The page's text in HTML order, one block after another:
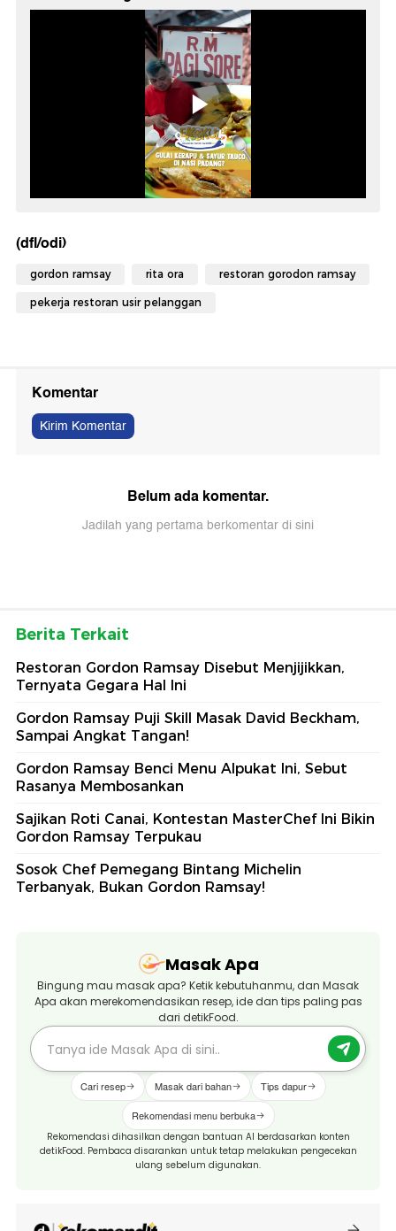
(dfl/odi)
gordon ramsay rita ora restoran gorodon ramsay
pekerja restoran usir pelanggan
Komentar
Kirim Komentar
Belum ada komentar.
Jadilah yang pertama berkomentar di sini
Berita Terkait
Restoran Gordon Ramsay Disebut Menjijikkan,
Ternyata Gegara Hal Ini
Gordon Ramsay Puji Skill Masak David Beckham,
Sampai Angkat Tangan!
Gordon Ramsay Benci Menu Alpukat Ini, Sebut
Rasanya Membosankan
Sajikan Roti Canai, Kontestan MasterChef Ini Bikin
Gordon Ramsay Terpukau
Sosok Chef Pemegang Bintang Michelin
Terbanyak, Bukan Gordon Ramsay!
Masak Apa
Bingung mau masak apa? Ketik kebutuhanmu, dan Masak
Apa akan merekomendasikan resep, ide dan tips paling pas
dari detikFood.
Cari resep Masak dari bahan Tips dapur
Rekomendasi menu berbuka
Rekomendasi dihasilkan dengan bantuan AI berdasarkan konten
detikFood. Pembaca disarankan untuk tetap melakukan pengecekan
ulang sebelum digunakan.